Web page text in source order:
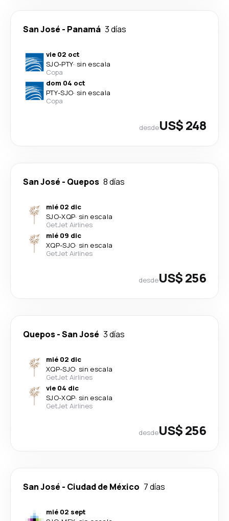
San José - Panamá 3 días
vie 02 oct
SJO-PTY· sin escala
Copa
dom 04 oct
PTY-SJO· sin escala
Copa
desdeUS$ 248
San José - Quepos 8 días
mié 02 dic
SJO-XQP· sin escala
GetJet Airlines
mié 09 dic
XQP-SJO· sin escala
GetJet Airlines
desdeUS$ 256
Quepos-San José 3 días
mié 02 dic
XQP-SJO· sin escala
GetJet Airlines
vie 04 dic
SJO-XQP· sin escala
GetJet Airlines
desdeUS$ 256
San José - Ciudad de México 7 días
mié 02 sept